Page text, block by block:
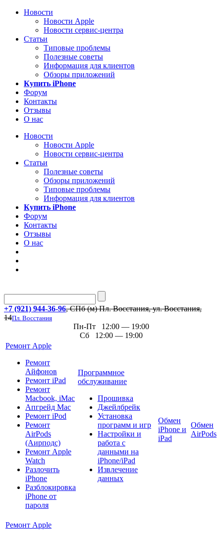
Новости
Новости Apple
Новости сервис-центра
Статьи
Типовые проблемы
Полезные советы
Информация для клиентов
Обзоры приложений
Купить iPhone
Форум
Контакты
Отзывы
О нас
Новости
Новости Apple
Новости сервис-центра
Статьи
Полезные советы
Обзоры приложений
Типовые проблемы
Информация для клиентов
Купить iPhone
Форум
Контакты
Отзывы
О нас
+7 (921) 944-36-96, СПб (м) Пл. Восстания, ул. Восстания,
14Пл. Восстания
Пн-Пт 12:00 — 19:00
Сб 12:00 — 19:00
Ремонт Apple
Ремонт
Айфонов
Ремонт iPad
Ремонт
Macbook, iMac
Апгрейд Mac
Ремонт iPod
Ремонт
AirPods
(Аирподс)
Ремонт Apple
Watch
Разлочить
iPhone
Разблокировка
iPhone от
пароля
Программное
обслуживание
Прошивка
Джейлбрейк
Установка
программ и игр
Настройки и
работа с
данными на
iPhone/iPad
Извлечение
данных
Обмен
iPhone и
iPad
Обмен
AirPods
Ремонт Apple